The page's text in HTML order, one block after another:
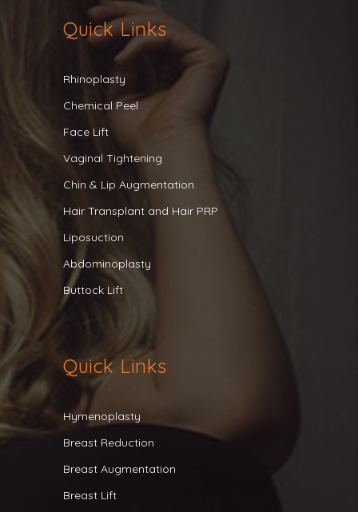
Quick Links
Rhinoplasty
Chemical Peel
Face Lift
Vaginal Tightening
Chin & Lip Augmentation
Hair Transplant and Hair PRP
Liposuction
Abdominoplasty
Buttock Lift
Quick Links
Hymenoplasty
Breast Reduction
Breast Augmentation
Breast Lift